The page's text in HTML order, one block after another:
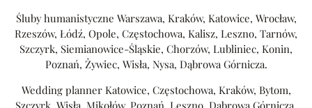
Śluby humanistyczne Warszawa, Kraków, Katowice, Wrocław,
Rzeszów, Łódź, Opole, Częstochowa, Kalisz, Leszno, Tarnów,
Szczyrk, Siemianowice-Śląskie, Chorzów, Lubliniec, Konin,
Poznań, Żywiec, Wisła, Nysa, Dąbrowa Górnicza.
Wedding planner Katowice, Częstochowa, Kraków, Bytom,
Szczyrk, Wisła, Mikołów, Poznań, Leszno, Dąbrowa Górnicza,